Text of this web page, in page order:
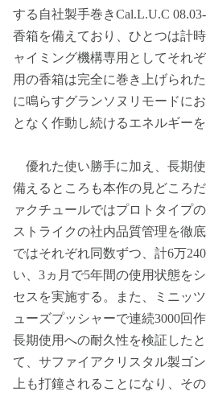
する自社製手巻きCal.L.U.C
香箱を備えており、ひとつは計
ャイミング機構専用としてそれ
用の香箱は完全に巻き上げられ
に鳴らすグランソヌリモードに
となく作動し続けるエネルギーを
優れた使い勝手に加え、長期
備えるところも本作の見どころ
ァクチュールではプロトタイプ
ストライクの社内品質管理を徹
ではそれぞれ同数ずつ、計6万
い、3ヵ月で5年間の使用状態を
セスを実施する。また、ミニッ
ューズプッシャーで連続3000回
長期使用への耐久性を検証した
て、サファイアクリスタル製ゴ
上も打鐘されることになり、そ